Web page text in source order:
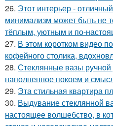
26. Этот интерьер -
минимализм может быть не
тёплым, уютным и по-
27. В этом коротком видео
кофейного столика,
28. Стеклянные вазы ручной
наполненное покоем и
29. Эта стильная квартира
30. Выдувание стеклянной
настоящее волшебство, в